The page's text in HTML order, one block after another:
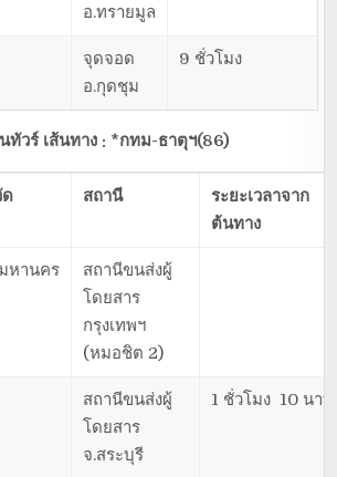
อ.ทรายมูล
จุดจอด
อ.กุดชุม
9 ชั่วโมง
ทัวร์ เส้นทาง : *กทม-ธาตุฯ(86)
ด สถานี
ระยะเวลาจาก
ต้นทาง
หานคร
สถานีขนส่งผู้
โดยสาร
กรุงเทพฯ
(หมอชิต 2)
สถานีขนส่งผู้
โดยสาร
จ.สระบุรี
1 ชั่วโมง 10 นาที